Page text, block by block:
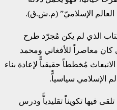
الإسلاميّ” (م.ش.ق).‏
الذي لم يكن مُجرّد طرح
كان ‏معاصراً للأفغاني ومحمد
مُخططاً حقيقياًّ لإعادة بناء
الإسلامي سياسياًّ.‏
فيها تكويناً تقليدياًّ ودرس